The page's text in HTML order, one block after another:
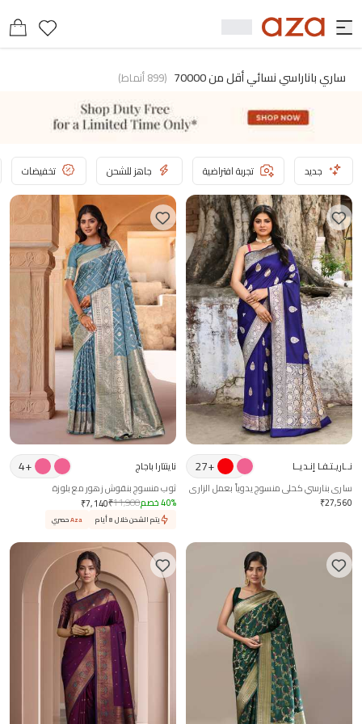
ساري باناراسي نسائي أقل من 70000 (
899أنماط)
جديد تجربة افتراضية جاهز للشحن تخفيضات
نــاريـتـفـا إنـديــا +
27
ساري بنارسي كحلي منسوج يدوياً بعمل الزاري
مع بلوزة جاهزة
₹27,560
ناينتارا باجاج +
4
ثوب منسوج بنقوش زهور مع بلوزة
₹7,140₹11,900 40% خصم
يتم الشحن خلال 8 أيام Azaحصري